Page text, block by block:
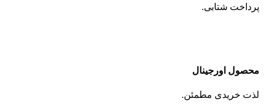
پرداخت شتابی.
محصول اورجینال
لذت خریدی مطمئن.